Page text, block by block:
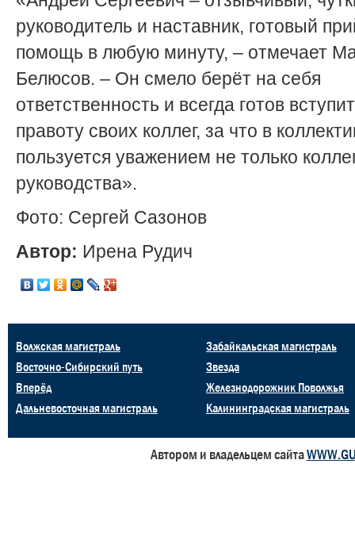
руководитель и наставник, готовый
помощь в любую минуту, – отмечает
Белюсов. – Он смело берёт на себя
ответственность и всегда готов
правоту своих коллег, за что в
пользуется уважением не только
руководства».
Фото: Сергей Сазонов
Автор: Ирена Рудич
Волжская магистраль
Восточно-Сибирский путь
Вперёд
Дальневосточная магистраль
Забайкальская магистраль
Звезда
Железнодорожник Поволжья
Калининградская магистраль
Автором и владельцем сайта